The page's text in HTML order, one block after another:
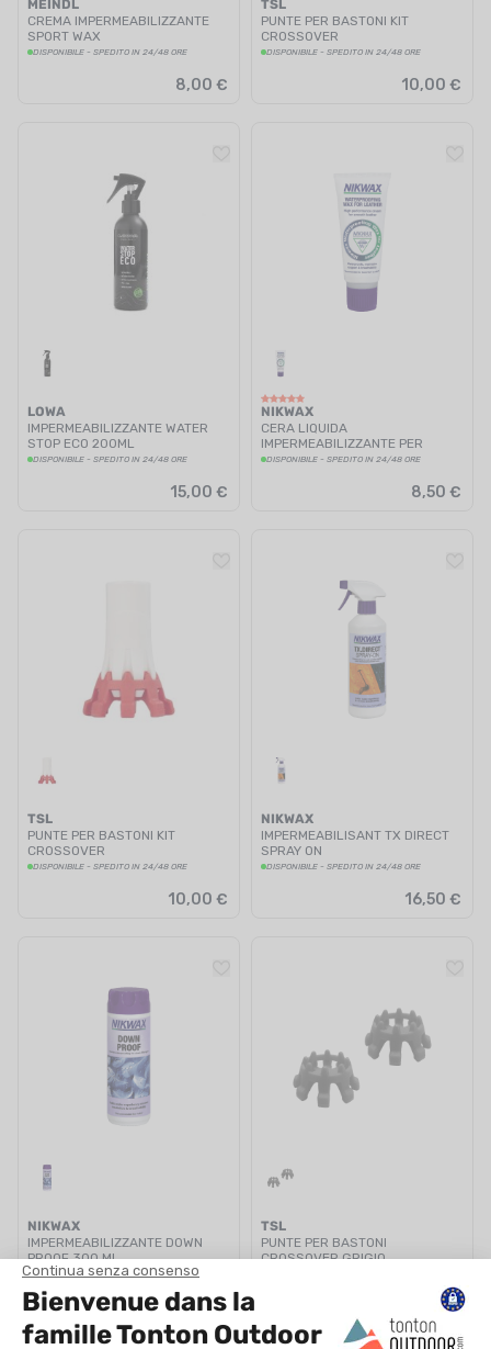
MEINDL
CREMA IMPERMEABILIZZANTE
SPORT WAX
DISPONIBILE - SPEDITO IN 24/48 ORE
8,00 €
TSL
PUNTE PER BASTONI KIT
CROSSOVER
DISPONIBILE - SPEDITO IN 24/48 ORE
10,00 €
LOWA
IMPERMEABILIZZANTE WATER
STOP ECO 200ML
DISPONIBILE - SPEDITO IN 24/48 ORE
15,00 €
NIKWAX
CERA LIQUIDA
IMPERMEABILIZZANTE PER
PELLE
DISPONIBILE - SPEDITO IN 24/48 ORE
8,50 €
TSL
PUNTE PER BASTONI KIT
CROSSOVER
DISPONIBILE - SPEDITO IN 24/48 ORE
10,00 €
NIKWAX
IMPERMEABILISANT TX DIRECT
SPRAY ON
DISPONIBILE - SPEDITO IN 24/48 ORE
16,50 €
NIKWAX
IMPERMEABILIZZANTE DOWN
PROOF 300 ML
DISPONIBILE - SPEDITO IN 24/48 ORE
15,00 €
TSL
PUNTE PER BASTONI
CROSSOVER GRIGIO
5,00 €